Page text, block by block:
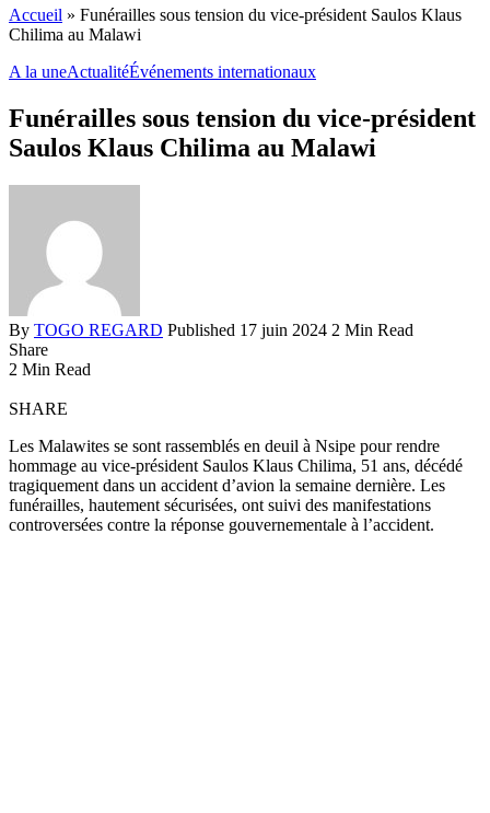
Accueil » Funérailles sous tension du vice-président Saulos Klaus
Chilima au Malawi
A la uneActualitéÉvénements internationaux
Funérailles sous tension du vice-président
Saulos Klaus Chilima au Malawi
By TOGO REGARD Published 17 juin 2024 2 Min Read
Share
2 Min Read
SHARE
Les Malawites se sont rassemblés en deuil à Nsipe pour rendre
hommage au vice-président Saulos Klaus Chilima, 51 ans, décédé
tragiquement dans un accident d’avion la semaine dernière. Les
funérailles, hautement sécurisées, ont suivi des manifestations
controversées contre la réponse gouvernementale à l’accident.